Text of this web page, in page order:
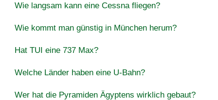
Wie langsam kann eine Cessna fliegen?
Wie kommt man günstig in München herum?
Hat TUI eine 737 Max?
Welche Länder haben eine U-Bahn?
Wer hat die Pyramiden Ägyptens wirklich gebaut?